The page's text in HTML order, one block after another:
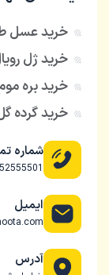
خرید عسل
خرید ژل
خرید بره
خرید گرده
شماره
ایمیل
آدرس